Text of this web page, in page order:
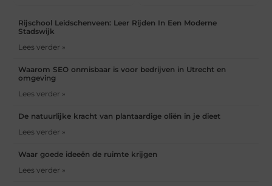
Rijschool Leidschenveen: Leer Rijden In Een Moderne
Stadswijk
Lees verder »
Waarom SEO onmisbaar is voor bedrijven in Utrecht en
omgeving
Lees verder »
De natuurlijke kracht van plantaardige oliën in je dieet
Lees verder »
Waar goede ideeën de ruimte krijgen
Lees verder »